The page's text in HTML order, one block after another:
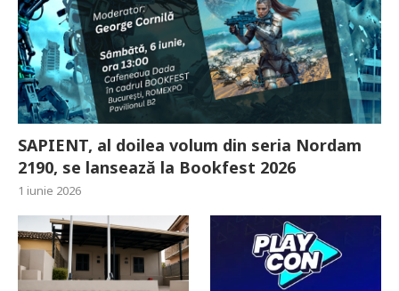
SAPIENT, al doilea volum din seria Nordam
2190, se lansează la Bookfest 2026
1 iunie 2026